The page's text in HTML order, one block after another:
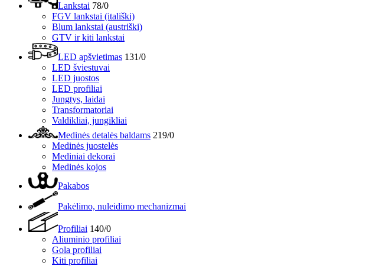
Lankstai 78/0
FGV lankstai (itališki)
Blum lankstai (austriški)
GTV ir kiti lankstai
LED apšvietimas 131/0
LED šviestuvai
LED juostos
LED profiliai
Jungtys, laidai
Transformatoriai
Valdikliai, jungikliai
Medinės detalės baldams 219/0
Medinės juostelės
Mediniai dekorai
Medinės kojos
Pakabos
Pakėlimo, nuleidimo mechanizmai
Profiliai 140/0
Aliuminio profiliai
Gola profiliai
Kiti profiliai